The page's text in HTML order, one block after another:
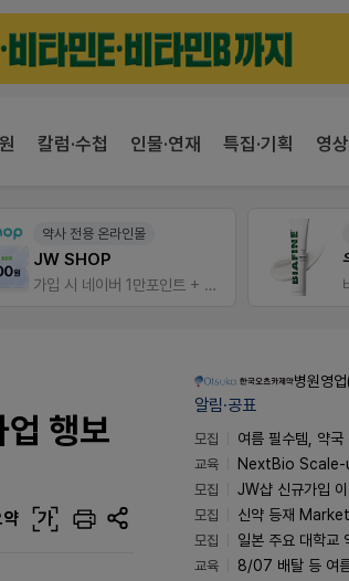
칼럼·수첩 인물·연재 특집·기획 영
약사 전용 온라인몰
JW SHOP
가입 시 네이버 1만포인트 + 스벅쿠폰
행보
가
알림·공표
모집
여름 필수템, 약
교육
NextBio Scale-
모집
JW샵 신규가입
모집
신약 등재
모집
일본 주요 대학교
교육
8/07 배탈 등 여